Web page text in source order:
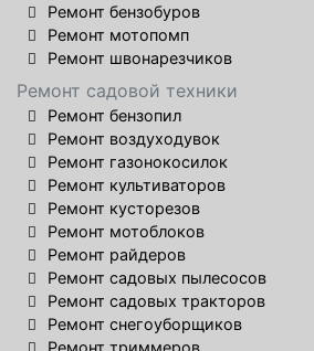
Ремонт бензобуров
Ремонт мотопомп
Ремонт швонарезчиков
Ремонт садовой техники
Ремонт бензопил
Ремонт воздуходувок
Ремонт газонокосилок
Ремонт культиваторов
Ремонт кусторезов
Ремонт мотоблоков
Ремонт райдеров
Ремонт садовых пылесосов
Ремонт садовых тракторов
Ремонт снегоуборщиков